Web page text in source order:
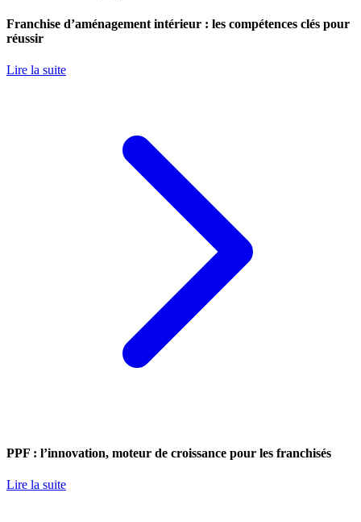
Franchise d’aménagement intérieur : les compétences clés pour
réussir
Lire la suite
PPF : l’innovation, moteur de croissance pour les franchisés
Lire la suite